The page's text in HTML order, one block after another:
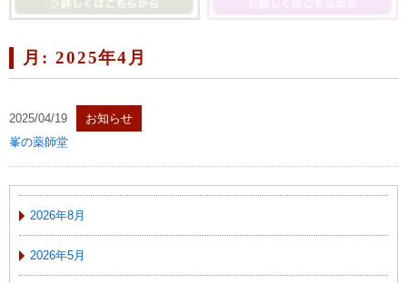
月: 2025年4月
2025/04/19
お知らせ
峯の薬師堂
2026年8月
2026年5月